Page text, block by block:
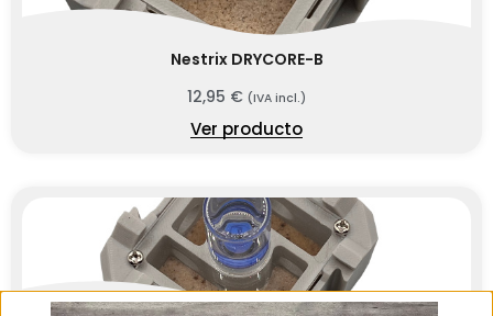
Nestrix DRYCORE-B
12,95 € (IVA incl.)
Ver producto